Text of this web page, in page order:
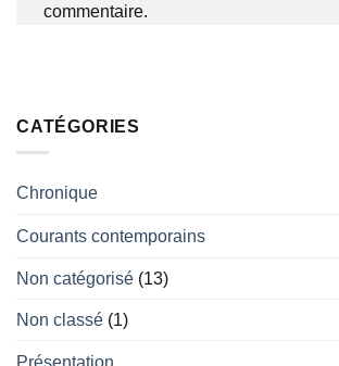
commentaire.
CATÉGORIES
Chronique
Courants contemporains
Non catégorisé (13)
Non classé (1)
Présentation